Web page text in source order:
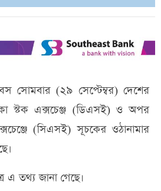
সোমবার (২৯ সেপ্টেম্বর) দেশের
স্টক এক্সচেঞ্জ (ডিএসই) ও অপর
(সিএসই) সূচকের ওঠানামার
তথ্য জানা গেছে।